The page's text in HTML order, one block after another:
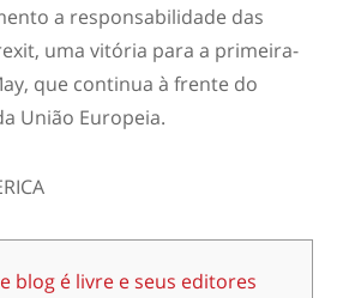
a responsabilidade das
uma vitória para a primeira-
que continua à frente do
União Europeia.
blog é livre e seus editores